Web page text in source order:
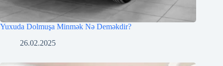
Yuxuda Dolmuşa Minmək Nə Deməkdir?
26.02.2025